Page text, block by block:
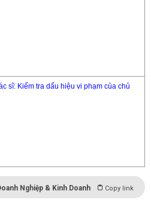
sĩ: Kiểm tra dấu hiệu vi phạm của chủ
Nghiệp & Kinh Doanh Copy link